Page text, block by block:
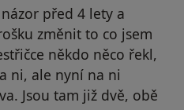
před 4 lety a
změnit to co jsem
někdo něco řekl,
ni, ale nyní na ni
Jsou tam již dvě, obě